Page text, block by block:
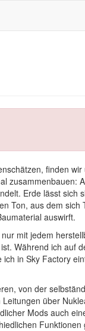
finden wir
zusammenbauen:
Erde lässt sich
Ton, aus dem sich
auswirft.
mit jedem
Während ich auf
in Sky Factory
von der
über
Mods auch
Funktionen